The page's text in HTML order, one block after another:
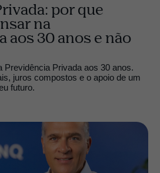
por que
na
aos 30 anos e não
Previdência Privada aos 30 anos.
juros compostos e o apoio de um
futuro.